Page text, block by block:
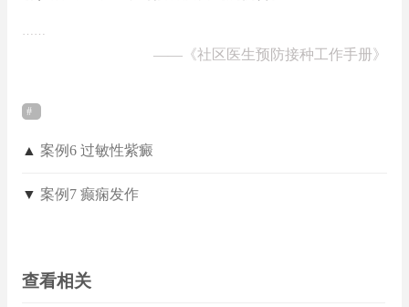
……
—— 《社区医生预防接种工作手册》
▲ 案例6 过敏性紫癜
▼ 案例7 癫痫发作
查看相关